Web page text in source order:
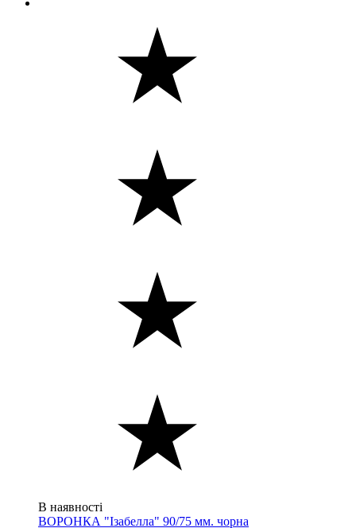
В наявності
ВОРОНКА "Ізабелла" 90/75 мм. чорна